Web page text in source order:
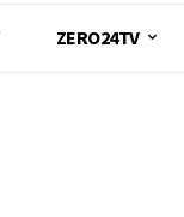
ZERO24TV